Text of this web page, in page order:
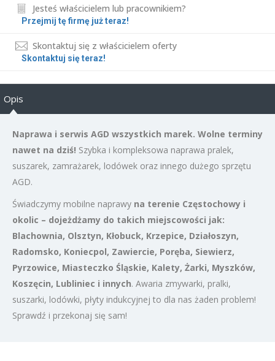
Jesteś właścicielem lub pracownikiem?
Przejmij tę firmę już teraz!
Skontaktuj się z właścicielem oferty
Skontaktuj się teraz!
Opis
Naprawa i serwis AGD wszystkich marek. Wolne terminy
nawet na dziś! Szybka i kompleksowa naprawa pralek,
suszarek, zamrażarek, lodówek oraz innego dużego sprzętu
AGD.
Świadczymy mobilne naprawy na terenie Częstochowy i
okolic – dojeżdżamy do takich miejscowości jak:
Blachownia, Olsztyn, Kłobuck, Krzepice, Działoszyn,
Radomsko, Koniecpol, Zawiercie, Poręba, Siewierz,
Pyrzowice, Miasteczko Śląskie, Kalety, Żarki, Myszków,
Koszęcin, Lubliniec i innych. Awaria zmywarki, pralki,
suszarki, lodówki, płyty indukcyjnej to dla nas żaden problem!
Sprawdź i przekonaj się sam!